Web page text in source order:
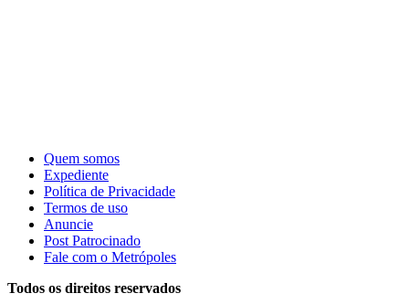
Quem somos
Expediente
Política de Privacidade
Termos de uso
Anuncie
Post Patrocinado
Fale com o Metrópoles
Todos os direitos reservados